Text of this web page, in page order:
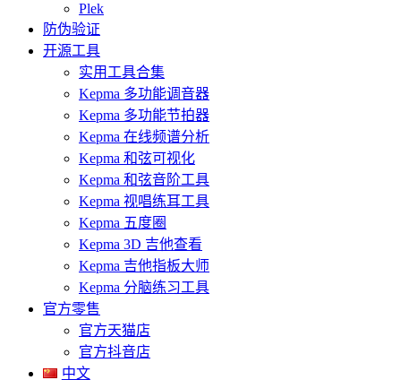
Plek
防伪验证
开源工具
实用工具合集
Kepma 多功能调音器
Kepma 多功能节拍器
Kepma 在线频谱分析
Kepma 和弦可视化
Kepma 和弦音阶工具
Kepma 视唱练耳工具
Kepma 五度圈
Kepma 3D 吉他查看
Kepma 吉他指板大师
Kepma 分脑练习工具
官方零售
官方天猫店
官方抖音店
中文